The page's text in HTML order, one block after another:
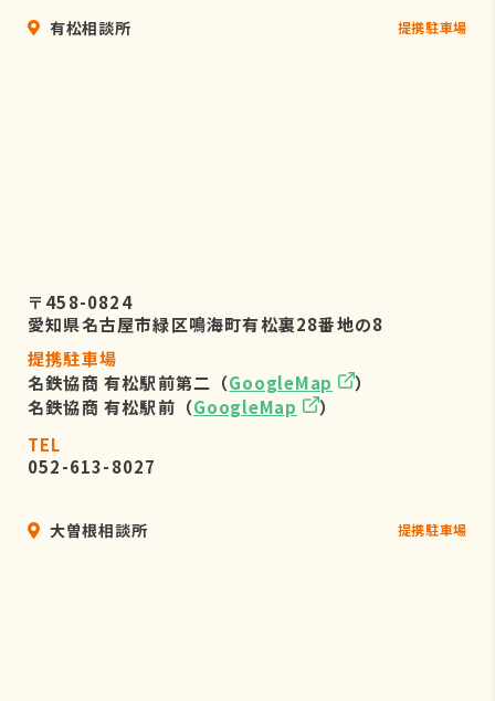
有松相談所 提携駐車場
〒458-0824
愛知県名古屋市緑区鳴海町有松裏28番地の8
提携駐車場
名鉄協商 有松駅前第二（GoogleMap
）
名鉄協商 有松駅前（GoogleMap
）
TEL
052-613-8027
大曽根相談所 提携駐車場